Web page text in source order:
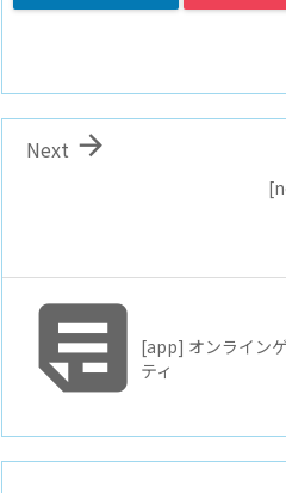

Next
[app] オンライン
ティ